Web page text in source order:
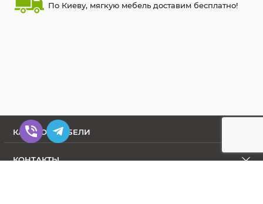
По Киеву, мягкую мебель доставим бесплатно!
КАТАЛОГ МЕБЕЛИ
КОНТАКТЫ